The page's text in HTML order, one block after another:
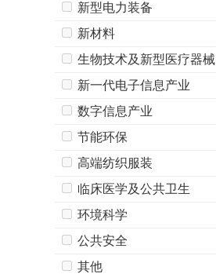
新型电力装备
新材料
生物技术及新型医疗器械
新一代电子信息产业
数字信息产业
节能环保
高端纺织服装
临床医学及公共卫生
环境科学
公共安全
其他